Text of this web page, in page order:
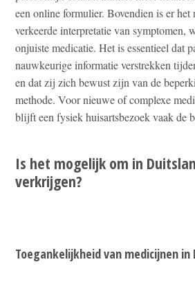
een online formulier. Bovendien is er
verkeerde interpretatie van symptomen,
onjuiste medicatie. Het is essentieel dat
nauwkeurige informatie verstrekken
en dat zij zich bewust zijn van de
methode. Voor nieuwe of complexe
blijft een fysiek huisartsbezoek vaak de
Is het mogelijk om in
verkrijgen?
Toegankelijkheid van medicijnen in